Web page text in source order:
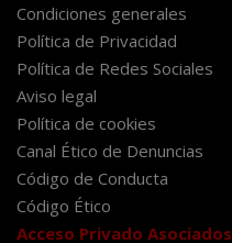
Condiciones generales
Política de Privacidad
Política de Redes Sociales
Aviso legal
Política de cookies
Canal Ético de Denuncias
Código de Conducta
Código Ético
Acceso Privado Asociados